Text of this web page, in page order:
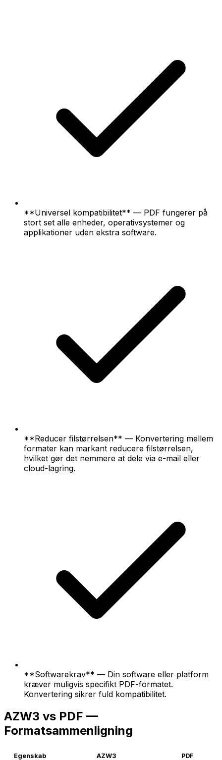
**Universel kompatibilitet** — PDF fungerer på
stort set alle enheder, operativsystemer og
applikationer uden ekstra software.
**Reducer filstørrelsen** — Konvertering mellem
formater kan markant reducere filstørrelsen,
hvilket gør det nemmere at dele via e-mail eller
cloud-lagring.
**Softwarekrav** — Din software eller platform
kræver muligvis specifikt PDF-formatet.
Konvertering sikrer fuld kompatibilitet.
AZW3 vs PDF —
Formatsammenligning
Egenskab AZW3 PDF